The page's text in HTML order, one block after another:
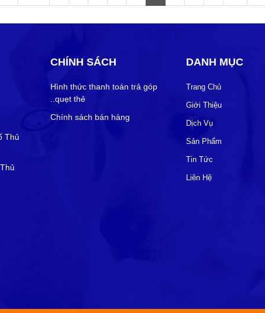
Thủ
CHÍNH SÁCH
Hình thức thanh toán trả góp
..quẹt thẻ
Chính sách bán hàng
DANH MỤC
Trang Chủ
Giới Thiệu
Dịch Vụ
Sản Phẩm
Tin Tức
Liên Hệ